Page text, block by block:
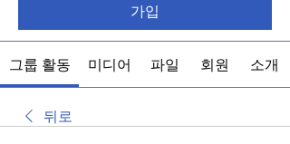
가입
그룹 활동 미디어 파일 회원 소개
뒤로